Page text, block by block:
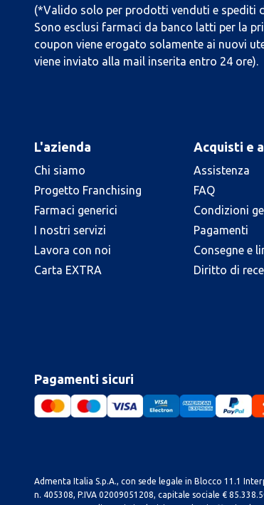
(*Valido solo per prodotti venduti e spediti
Sono esclusi farmaci da banco latti per la
coupon viene erogato solamente ai nuovi
viene inviato alla mail inserita entro 24 ore).
L'azienda
Chi siamo
Progetto Franchising
Farmaci generici
I nostri servizi
Lavora con noi
Carta EXTRA
Acquisti e
Assistenza
FAQ
Condizioni
Pagamenti
Consegne e
Diritto di
Pagamenti sicuri
Admenta Italia S.p.A., con sede legale in Blocco 11.1
n. 405308, P.IVA 02009051208, capitale sociale €